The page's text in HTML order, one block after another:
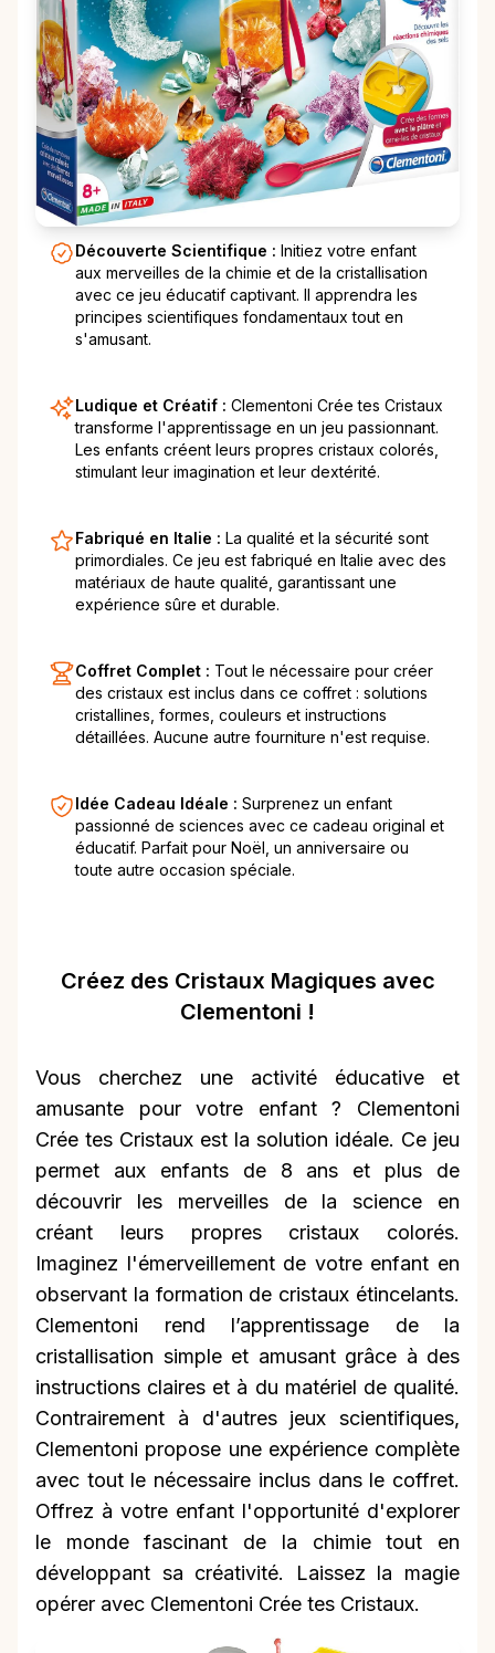
Découverte Scientifique : Initiez votre enfant
aux merveilles de la chimie et de la cristallisation
avec ce jeu éducatif captivant. Il apprendra les
principes scientifiques fondamentaux tout en
s'amusant.
Ludique et Créatif : Clementoni Crée tes Cristaux
transforme l'apprentissage en un jeu passionnant.
Les enfants créent leurs propres cristaux colorés,
stimulant leur imagination et leur dextérité.
Fabriqué en Italie : La qualité et la sécurité sont
primordiales. Ce jeu est fabriqué en Italie avec des
matériaux de haute qualité, garantissant une
expérience sûre et durable.
Coffret Complet : Tout le nécessaire pour créer
des cristaux est inclus dans ce coffret : solutions
cristallines, formes, couleurs et instructions
détaillées. Aucune autre fourniture n'est requise.
Idée Cadeau Idéale : Surprenez un enfant
passionné de sciences avec ce cadeau original et
éducatif. Parfait pour Noël, un anniversaire ou
toute autre occasion spéciale.
Créez des Cristaux Magiques avec
Clementoni !
Vous cherchez une activité éducative et
amusante pour votre enfant ? Clementoni
Crée tes Cristaux est la solution idéale. Ce jeu
permet aux enfants de 8 ans et plus de
découvrir les merveilles de la science en
créant leurs propres cristaux colorés.
Imaginez l'émerveillement de votre enfant en
observant la formation de cristaux étincelants.
Clementoni rend l’apprentissage de la
cristallisation simple et amusant grâce à des
instructions claires et à du matériel de qualité.
Contrairement à d'autres jeux scientifiques,
Clementoni propose une expérience complète
avec tout le nécessaire inclus dans le coffret.
Offrez à votre enfant l'opportunité d'explorer
le monde fascinant de la chimie tout en
développant sa créativité. Laissez la magie
opérer avec Clementoni Crée tes Cristaux.